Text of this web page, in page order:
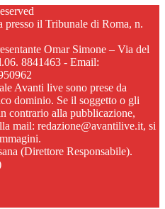
presso il Tribunale di Roma, n.
Omar Simone – Via del
8841463 - Email:
Avanti live sono prese da
dominio. Se il soggetto o gli
contrario alla pubblicazione,
mail: redazione@avantilive.it, si
(Direttore Responsabile).